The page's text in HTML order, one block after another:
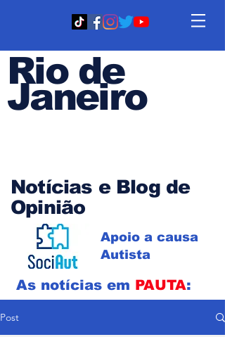
Rio de
Janeiro
Notícias e Blog de
Opinião
Apoio a causa
Autista
As notícias em PAUTA:
Post